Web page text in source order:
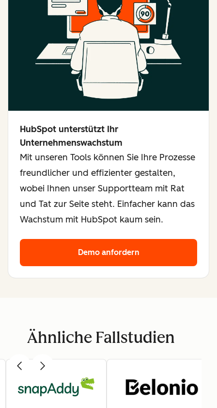
HubSpot unterstützt Ihr
Unternehmenswachstum
Mit unseren Tools können Sie Ihre Prozesse
freundlicher und effizienter gestalten,
wobei Ihnen unser Supportteam mit Rat
und Tat zur Seite steht. Einfacher kann das
Wachstum mit HubSpot kaum sein.
Demo anfordern
Ähnliche Fallstudien